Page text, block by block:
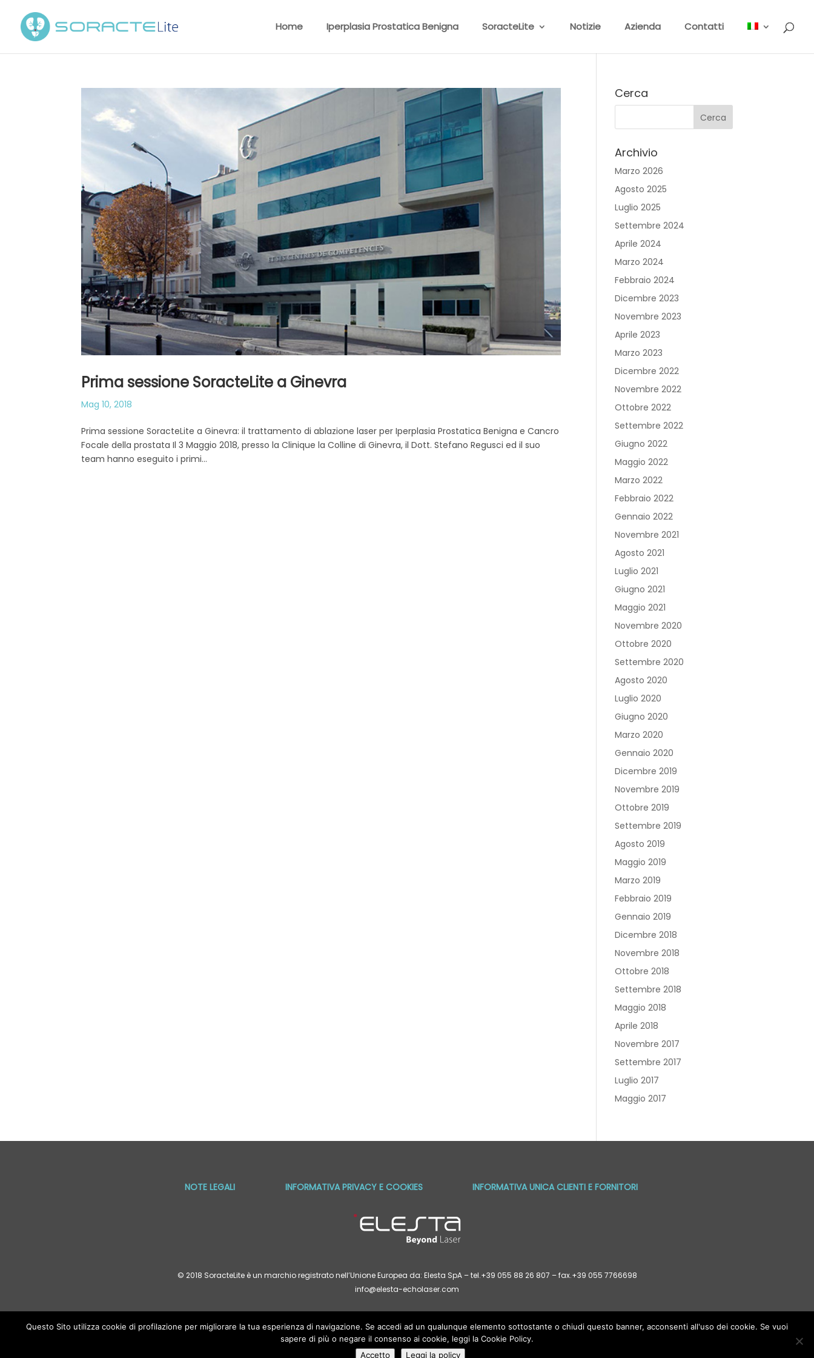
Home Iperplasia Prostatica Benigna SoracteLite Notizie Azienda Contatti
Prima sessione SoracteLite a Ginevra
Mag 10, 2018
Prima sessione SoracteLite a Ginevra: il trattamento di ablazione laser per Iperplasia Prostatica Benigna e Cancro
Focale della prostata Il 3 Maggio 2018, presso la Clinique la Colline di Ginevra, il Dott. Stefano Regusci ed il suo
team hanno eseguito i primi...
Cerca
Archivio
Marzo 2026
Agosto 2025
Luglio 2025
Settembre 2024
Aprile 2024
Marzo 2024
Febbraio 2024
Dicembre 2023
Novembre 2023
Aprile 2023
Marzo 2023
Dicembre 2022
Novembre 2022
Ottobre 2022
Settembre 2022
Giugno 2022
Maggio 2022
Marzo 2022
Febbraio 2022
Gennaio 2022
Novembre 2021
Agosto 2021
Luglio 2021
Giugno 2021
Maggio 2021
Novembre 2020
Ottobre 2020
Settembre 2020
Agosto 2020
Luglio 2020
Giugno 2020
Marzo 2020
Gennaio 2020
Dicembre 2019
Novembre 2019
Ottobre 2019
Settembre 2019
Agosto 2019
Maggio 2019
Marzo 2019
Febbraio 2019
Gennaio 2019
Dicembre 2018
Novembre 2018
Ottobre 2018
Settembre 2018
Maggio 2018
Aprile 2018
Novembre 2017
Settembre 2017
Luglio 2017
Maggio 2017
NOTE LEGALI INFORMATIVA PRIVACY E COOKIES INFORMATIVA UNICA CLIENTI E FORNITORI
© 2018 SoracteLite è un marchio registrato nell’Unione Europea da: Elesta SpA – tel.+39 055 88 26 807 – fax.+39 055 7766698
info@elesta-echolaser.com
Le informazioni pubblicate in questo sito sono di carattere generale e hanno un fine puramente informativo: esse in alcun modo potranno sostituire cure terapie trattamenti prescritti da un
medico o da altri operatori sanitari abilitati a norma di legge. Eventuali nozioni sulle procedure mediche e descrizioni di trattamenti presenti in questo sito hanno scopo puramente
illustrativo e non permettono di acquisire le competenze necessarie per la loro applicazione. Tutte le indicazioni presenti su www.soractelite.info devono essere sempre e comunque
confrontate con il parere del vostro medico curante.
Questo Sito utilizza cookie di profilazione per migliorare la tua esperienza di navigazione. Se accedi ad un qualunque elemento sottostante o chiudi questo banner, acconsenti all'uso dei cookie. Se vuoi
sapere di più o negare il consenso ai cookie, leggi la Cookie Policy.
Accetto
Leggi la policy